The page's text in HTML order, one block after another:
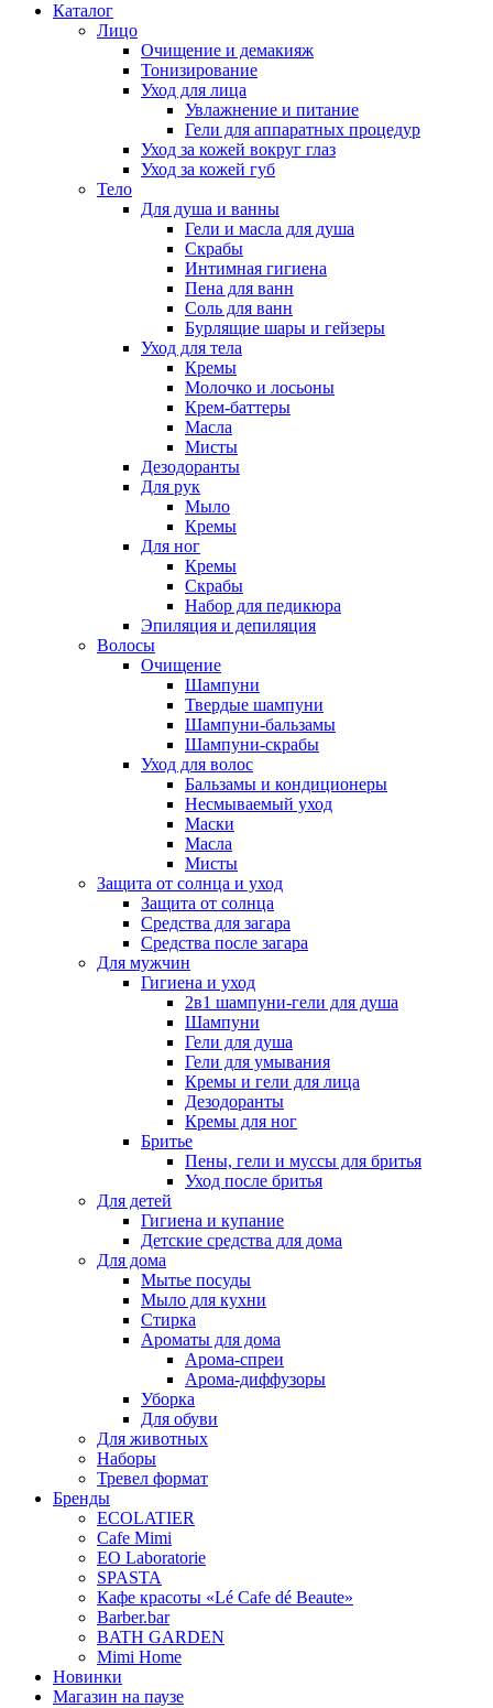
Каталог
Лицо
Очищение и демакияж
Тонизирование
Уход для лица
Увлажнение и питание
Гели для аппаратных процедур
Уход за кожей вокруг глаз
Уход за кожей губ
Тело
Для душа и ванны
Гели и масла для душа
Скрабы
Интимная гигиена
Пена для ванн
Соль для ванн
Бурлящие шары и гейзеры
Уход для тела
Кремы
Молочко и лосьоны
Крем-баттеры
Масла
Мисты
Дезодоранты
Для рук
Мыло
Кремы
Для ног
Кремы
Скрабы
Набор для педикюра
Эпиляция и депиляция
Волосы
Очищение
Шампуни
Твердые шампуни
Шампуни-бальзамы
Шампуни-скрабы
Уход для волос
Бальзамы и кондиционеры
Несмываемый уход
Маски
Масла
Мисты
Защита от солнца и уход
Защита от солнца
Средства для загара
Средства после загара
Для мужчин
Гигиена и уход
2в1 шампуни-гели для душа
Шампуни
Гели для душа
Гели для умывания
Кремы и гели для лица
Дезодоранты
Кремы для ног
Бритье
Пены, гели и муссы для бритья
Уход после бритья
Для детей
Гигиена и купание
Детские средства для дома
Для дома
Мытье посуды
Мыло для кухни
Стирка
Ароматы для дома
Арома-спреи
Арома-диффузоры
Уборка
Для обуви
Для животных
Наборы
Тревел формат
Бренды
EСОLATIER
Cafe Mimi
EO Laboratorie
SPASTA
Кафе красоты «Lé Cafe dé Beaute»
Barber.bar
BATH GARDEN
Mimi Home
Новинки
Магазин на паузе